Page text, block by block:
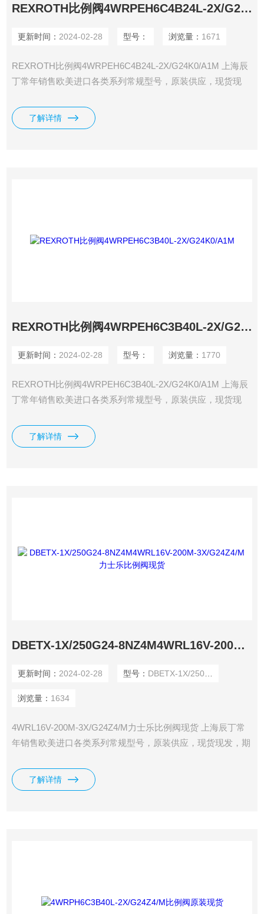
REXROTH比例阀4WRPEH6C4B24L-2X/G24K0/A1M
更新时间： 2024-02-28 型号： 浏览量： 1671
REXROTH比例阀4WRPEH6C4B24L-2X/G24K0/A1M 上海辰
丁常年销售欧美进口各类系列常规型号，原装供应，现货现
了解详情
REXROTH比例阀4WRPEH6C3B40L-2X/G24K0/A1M
更新时间： 2024-02-28 型号： 浏览量： 1770
REXROTH比例阀4WRPEH6C3B40L-2X/G24K0/A1M 上海辰
丁常年销售欧美进口各类系列常规型号，原装供应，现货现
了解详情
DBETX-1X/250G24-8NZ4M4WRL16V-200M-3X/G24Z4/M力士乐比例阀现货
更新时间： 2024-02-28 型号： DBETX-1X/250G24-8NZ4M
浏览量： 1634
4WRL16V-200M-3X/G24Z4/M力士乐比例阀现货 上海辰丁常
年销售欧美进口各类系列常规型号，原装供应，现货现发，期
了解详情